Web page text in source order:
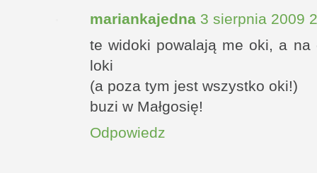
mariankajedna 3 sierpnia 2009
te widoki powalają me oki, a na
loki
(a poza tym jest wszystko oki!)
buzi w Małgosię!
Odpowiedz